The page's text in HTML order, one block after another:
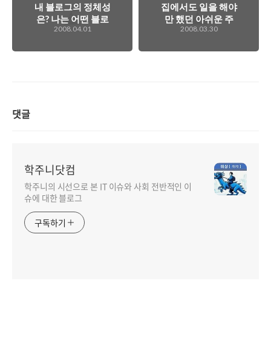
내 블로그의 정체성
은? 나는 어떤 블로
깅을 해아하나...
2008.04.01
집에서도 일을 해야
만 했던 아쉬운 주
말..
2008.03.30
댓글
학주니닷컴
학주니의 시선으로 본 IT 이슈와 사회 전반적인 이
슈에 대한 블로그
구독하기